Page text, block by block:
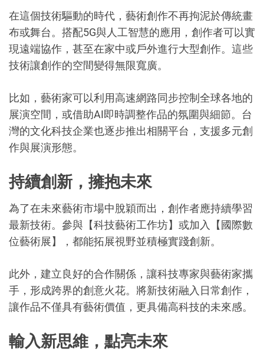
在這個技術驅動的時代，藝術創作不再拘泥於傳統畫
布或舞台。搭配5G與人工智慧的應用，創作者可以實
現遠端協作，甚至在家中或戶外進行大型創作。這些
技術讓創作的空間變得無限寬廣。
比如，藝術家可以利用高速網路同步控制全球各地的
展演空間，或借助AI即時調整作品的氛圍與細節。台
灣的文化科技企業也逐步推出相關平台，支援多元創
作與展演形態。
持續創新，擁抱未來
為了在未來藝術市場中脫穎而出，創作者應持續學習
最新技術。參與【科技藝術工作坊】或加入【國際數
位藝術展】，都能拓展視野並積極實踐創新。
此外，建立良好的合作關係，讓科技專家與藝術家攜
手，形成跨界的創意火花。將新技術融入日常創作，
讓作品不僅具有藝術價值，更具備高科技的未來感。
輸入新思維，點亮未來